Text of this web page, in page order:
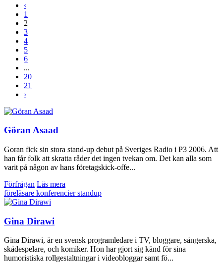
‹
1
2
3
4
5
6
...
20
21
›
Göran Asaad
Goran fick sin stora stand-up debut på Sveriges Radio i P3 2006. Att
han får folk att skratta råder det ingen tvekan om. Det kan alla som
varit på någon av hans företagskick-offe...
Förfrågan Läs mera
föreläsare konferencierstandup
Gina Dirawi
Gina Dirawi, är en svensk programledare i TV, bloggare, sångerska,
skådespelare, och komiker. Hon har gjort sig känd för sina
humoristiska rollgestaltningar i videobloggar samt fö...